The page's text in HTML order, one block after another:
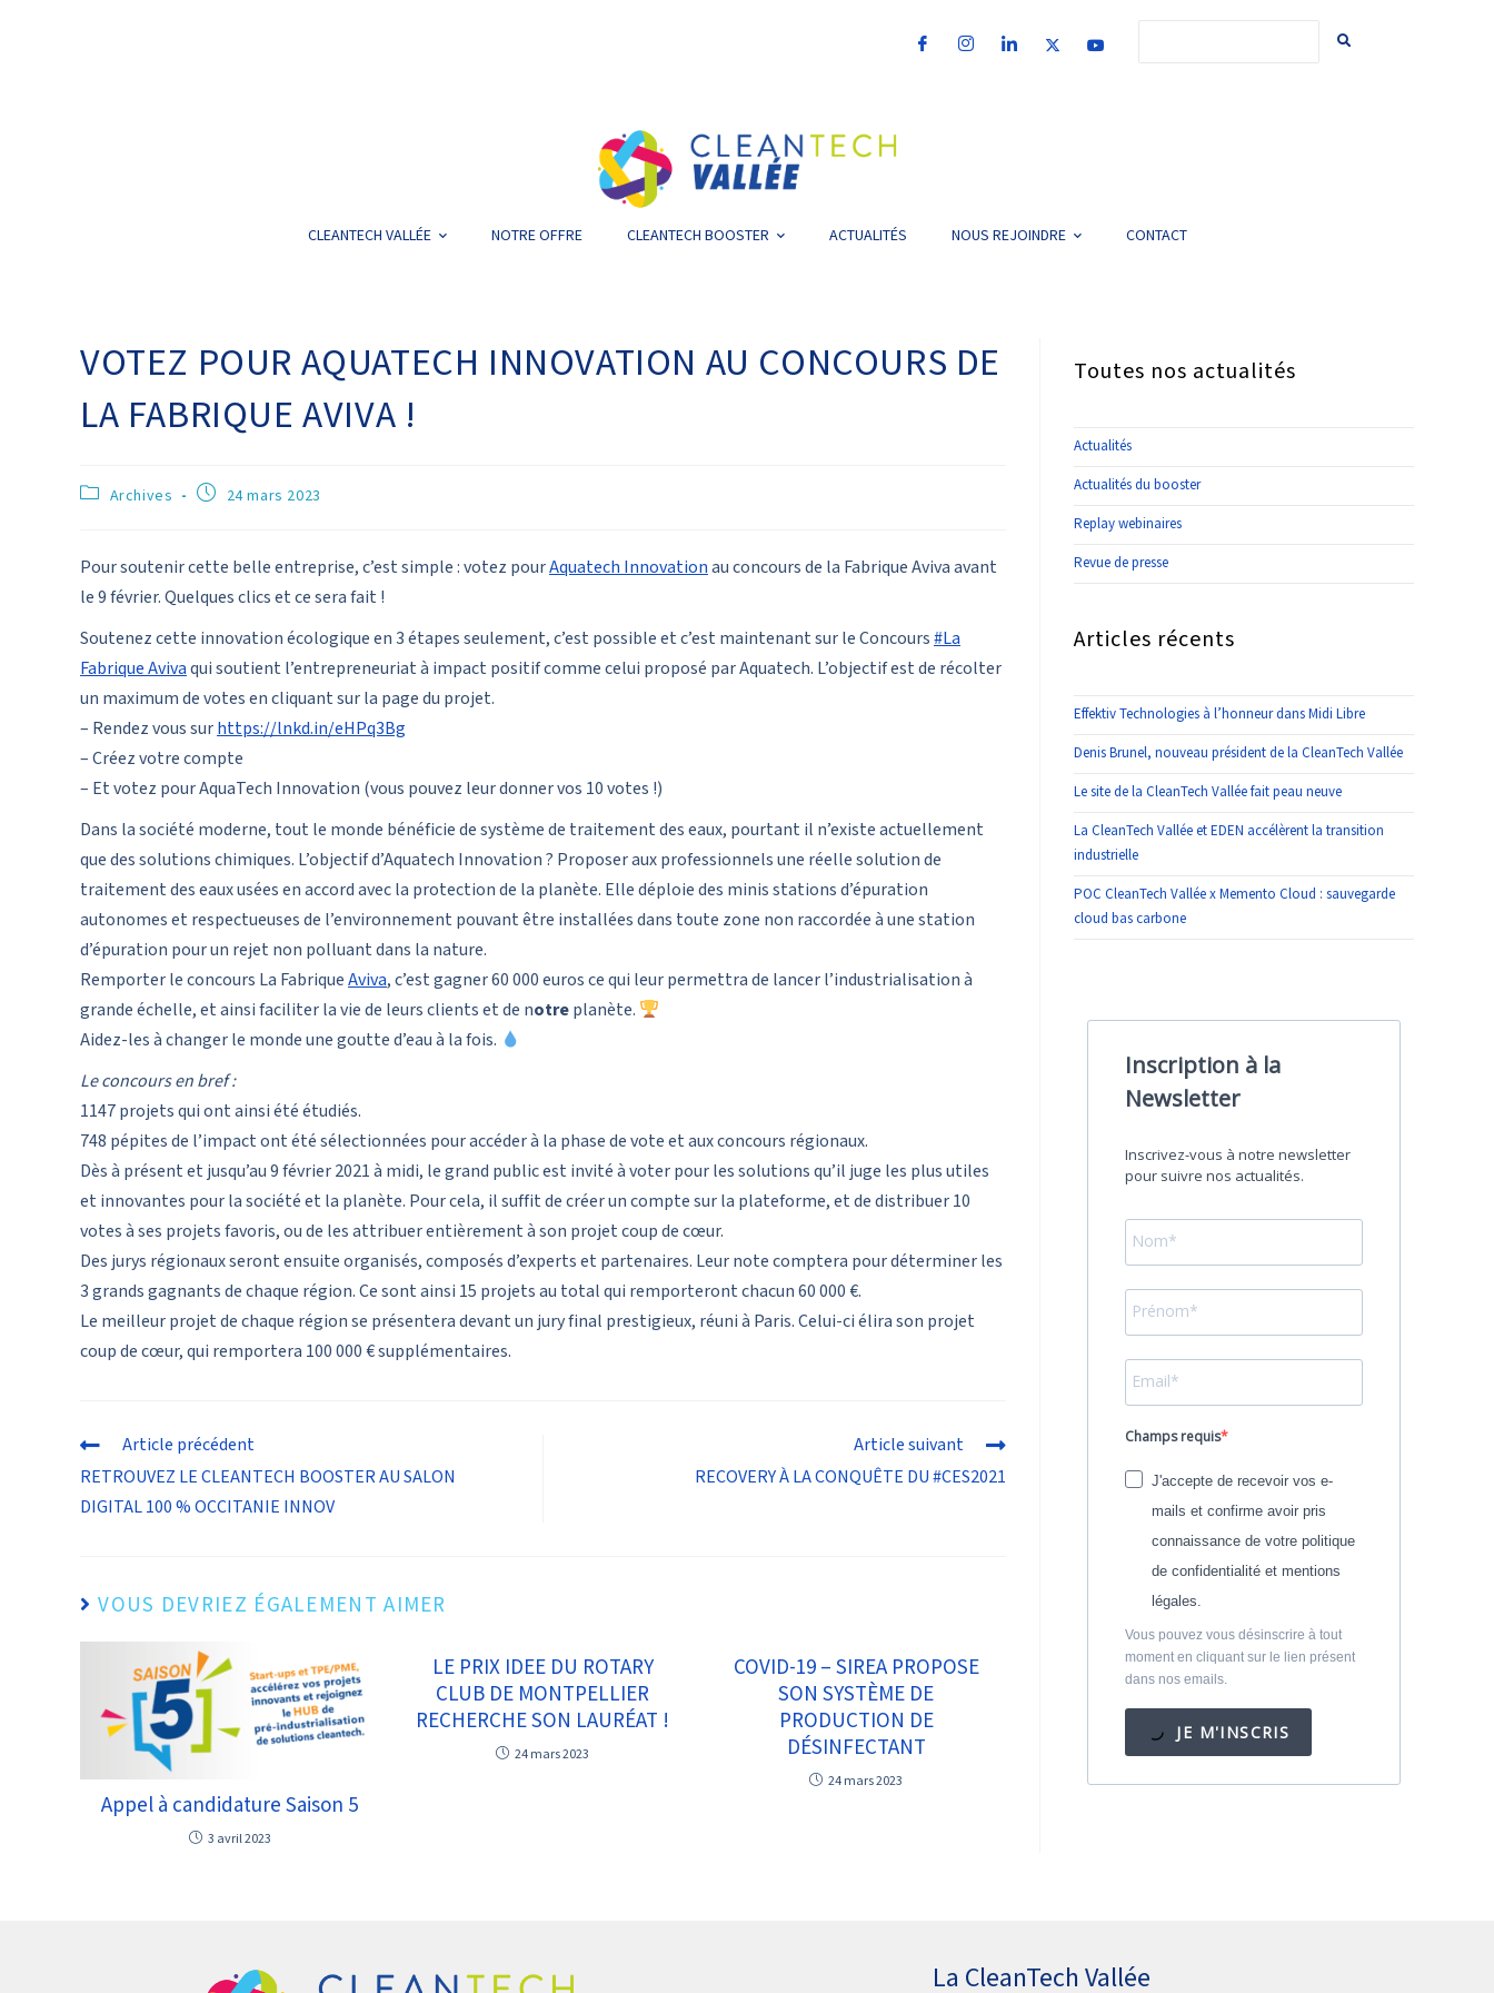
CLEANTECH VALLÉE NOTRE OFFRE CLEANTECH BOOSTER ACTUALITÉS NOUS REJOINDRE CONTACT
VOTEZ POUR AQUATECH INNOVATION AU CONCOURS DE
LA FABRIQUE AVIVA !
Archives 24 mars 2023
Pour soutenir cette belle entreprise, c’est simple : votez pourAquatech Innovationau concours de la Fabrique Aviva avant
le 9 février. Quelques clics et ce sera fait !
Soutenez cette innovation écologique en 3 étapes seulement, c’est possible et c’est maintenant sur le Concours#La
Fabrique Avivaqui soutient l’entrepreneuriat à impact positif comme celui proposé par Aquatech. L’objectif est de récolter
un maximum de votes en cliquant sur la page du projet.
– Rendez vous surhttps://lnkd.in/eHPq3Bg
– Créez votre compte
– Et votez pour AquaTech Innovation (vous pouvez leur donner vos 10 votes !)
Dans la société moderne, tout le monde bénéficie de système de traitement des eaux, pourtant il n’existe actuellement
que des solutions chimiques. L’objectif d’Aquatech Innovation ? Proposer aux professionnels une réelle solution de
traitement des eaux usées en accord avec la protection de la planète. Elle déploie des minis stations d’épuration
autonomes et respectueuses de l’environnement pouvant être installées dans toute zone non raccordée à une station
d’épuration pour un rejet non polluant dans la nature.
Remporter le concours La FabriqueAviva, c’est gagner 60 000 euros ce qui leur permettra de lancer l’industrialisation à
grande échelle, et ainsi faciliter la vie de leurs clients et de notreplanète.
Aidez-les à changer le monde une goutte d’eau à la fois.
Le concours en bref :
1147 projets qui ont ainsi été étudiés.
748 pépites de l’impact ont été sélectionnées pour accéder à la phase de vote et aux concours régionaux.
Dès à présent et jusqu’au 9 février 2021 à midi, le grand public est invité à voter pour les solutions qu’il juge les plus utiles
et innovantes pour la société et la planète. Pour cela, il suffit de créer un compte sur la plateforme, et de distribuer 10
votes à ses projets favoris, ou de les attribuer entièrement à son projet coup de cœur.
Des jurys régionaux seront ensuite organisés, composés d’experts et partenaires. Leur note comptera pour déterminer les
3 grands gagnants de chaque région. Ce sont ainsi 15 projets au total qui remporteront chacun 60 000 €.
Le meilleur projet de chaque région se présentera devant un jury final prestigieux, réuni à Paris. Celui-ci élira son projet
coup de cœur, qui remportera 100 000 € supplémentaires.
Article précédent
RETROUVEZ LE CLEANTECH BOOSTER AU SALON
DIGITAL 100 % OCCITANIE INNOV
Article suivant
RECOVERY À LA CONQUÊTE DU #CES2021
VOUS DEVRIEZ ÉGALEMENT AIMER
Appel à candidature Saison 5
3 avril 2023
LE PRIX IDEE DU ROTARY
CLUB DE MONTPELLIER
RECHERCHE SON LAURÉAT !
24 mars 2023
COVID-19 – SIREA PROPOSE
SON SYSTÈME DE
PRODUCTION DE
DÉSINFECTANT
24 mars 2023
Toutes nos actualités
Actualités
Actualités du booster
Replay webinaires
Revue de presse
Articles récents
Effektiv Technologies à l’honneur dans Midi Libre
Denis Brunel, nouveau président de la CleanTech Vallée
Le site de la CleanTech Vallée fait peau neuve
La CleanTech Vallée et EDEN accélèrent la transition
industrielle
POC CleanTech Vallée x Memento Cloud : sauvegarde
cloud bas carbone
Inscription à la
Newsletter
Inscrivez-vous à notre newsletter
pour suivre nos actualités.
Champs requis
J'accepte de recevoir vos e-
mails et confirme avoir pris
connaissance de votre politique
de confidentialité et mentions
légales.
Vous pouvez vous désinscrire à tout
moment en cliquant sur le lien présent
dans nos emails.
JE M'INSCRIS
La CleanTech Vallée